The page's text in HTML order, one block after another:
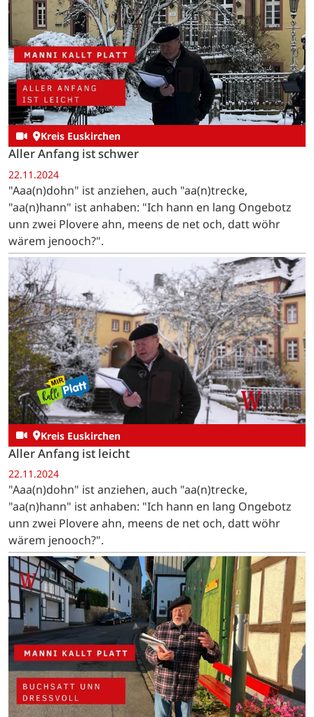
Kreis Euskirchen
Aller Anfang ist schwer
22.11.2024
"Aaa(n)dohn" ist anziehen, auch "aa(n)trecke,
"aa(n)hann" ist anhaben: "Ich hann en lang Ongebotz
unn zwei Plovere ahn, meens de net och, datt wöhr
wärem jenooch?".
Kreis Euskirchen
Aller Anfang ist leicht
22.11.2024
"Aaa(n)dohn" ist anziehen, auch "aa(n)trecke,
"aa(n)hann" ist anhaben: "Ich hann en lang Ongebotz
unn zwei Plovere ahn, meens de net och, datt wöhr
wärem jenooch?".